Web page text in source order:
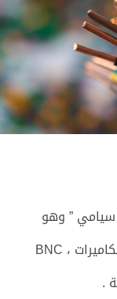
” وهو
عبارة عن كيبل ذا محور متحد مع وصلات الكاميرات ، BNC